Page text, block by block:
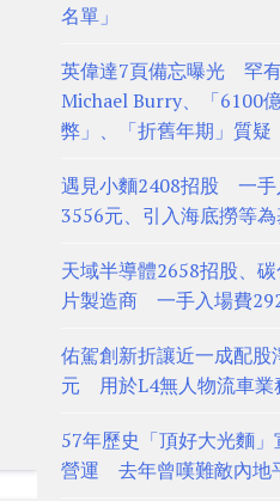
名單」
英偉達7頁備忘曝光 罕
Michael Burry、「6100
弊」、「折舊年期」質疑
遇見小麵2408招股 一手
3556元、引入海底撈等
天域半導體2658招股、
片製造商 一手入場費
佑駕創新折讓近一成配股
元 用於L4無人物流車業
57年歷史「頂好大光麵」
營運 去年曾嘆難敵內地